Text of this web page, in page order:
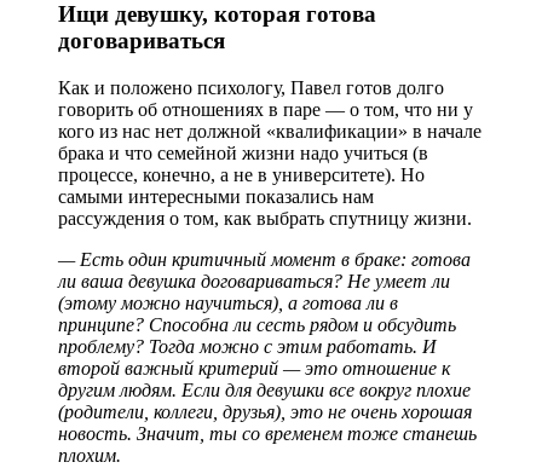
Ищи девушку, которая готова
договариваться
Как и положено психологу, Павел готов долго
говорить об отношениях в паре — о том, что ни у
кого из нас нет должной «квалификации» в начале
брака и что семейной жизни надо учиться (в
процессе, конечно, а не в университете). Но
самыми интересными показались нам
рассуждения о том, как выбрать спутницу жизни.
— Есть один критичный момент в браке: готова
ли ваша девушка договариваться? Не умеет ли
(этому можно научиться), а готова ли в
принципе? Способна ли сесть рядом и обсудить
проблему? Тогда можно с этим работать. И
второй важный критерий — это отношение к
другим людям. Если для девушки все вокруг плохие
(родители, коллеги, друзья), это не очень хорошая
новость. Значит, ты со временем тоже станешь
плохим.